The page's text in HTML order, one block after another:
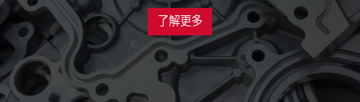
了解更多
銑床2-5軸
3軸
5軸
走刀車銑複合
走心車銑複合
國防與軍事
電子產品
能源與電力
工業4.0
車銑複合(MILL TURN 走刀)
ESPRIT 環境設定
政府職訓課程公告
ESPRIT CAM 遠距直播公告